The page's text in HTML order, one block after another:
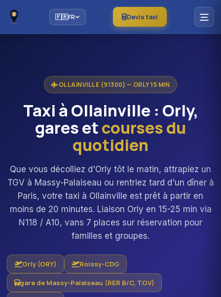
🇫🇷FR Devis taxi
OLLAINVILLE (91300) — ORLY 15 MIN
Taxi à Ollainville : Orly,
gares etcourses du
quotidien
Que vous décolliez d'Orly tôt le matin, attrapiez un
TGV à Massy-Palaiseau ou rentriez tard d'un dîner à
Paris, votre taxi à Ollainville est prêt à partir en
moins de 20 minutes. Liaison Orly en 15-25 min via
N118 / A10, vans 7 places sur réservation pour
familles et groupes.
Orly (ORY) Roissy-CDG
gare de Massy-Palaiseau (RER B/C, TGV)